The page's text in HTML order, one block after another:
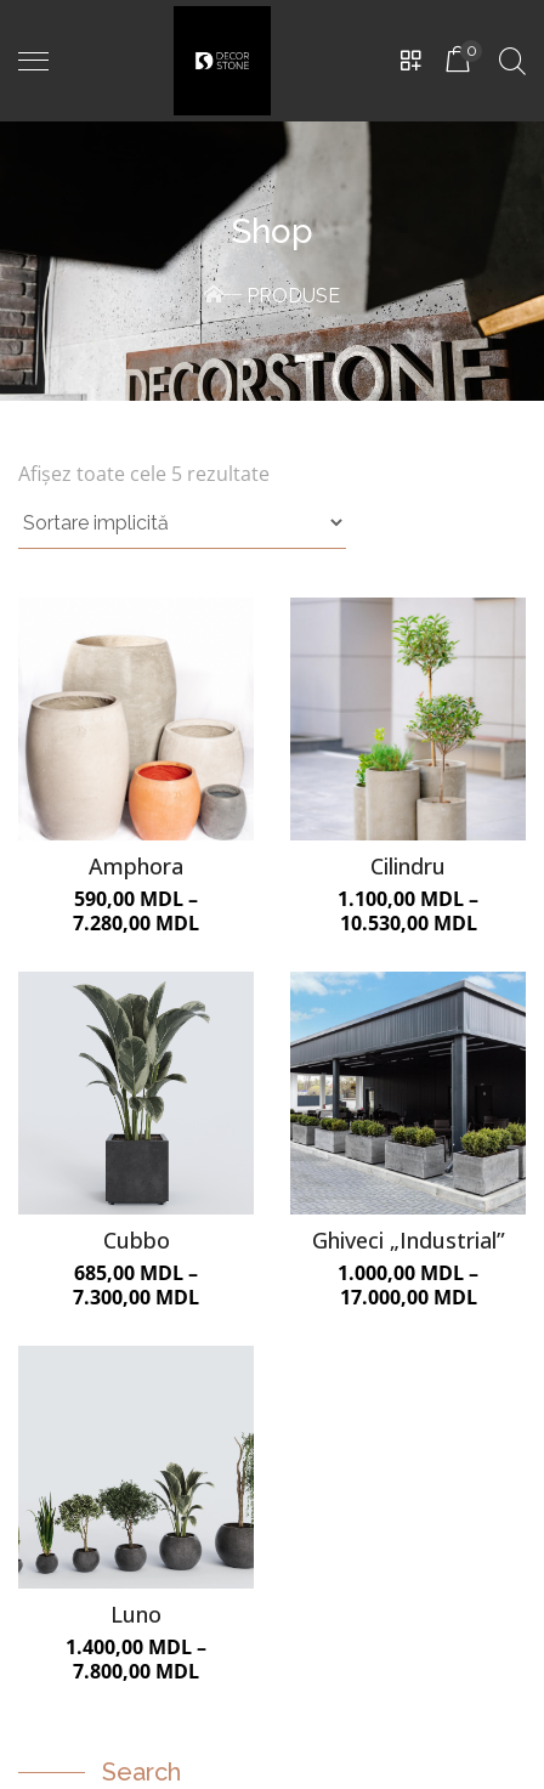
0
MOBILIER URBAN
Shop
PRODUSE
Search
Afișez toate cele 5 rezultate
Amphora
590,00 MDL–
7.280,00 MDL
Cilindru
1.100,00 MDL–
10.530,00 MDL
Cubbo
685,00 MDL–
7.300,00 MDL
Ghiveci „Industrial”
1.000,00 MDL–
17.000,00 MDL
Luno
1.400,00 MDL–
7.800,00 MDL
Gugo-D620mm x H800mm,